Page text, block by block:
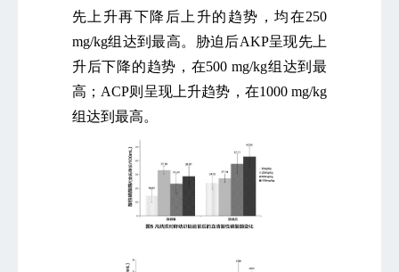
先上升再下降后上升的趋势，均在250
mg/kg组达到最高。胁迫后AKP呈现先上
升后下降的趋势，在500 mg/kg组达到最
高；ACP则呈现上升趋势，在1000 mg/kg
组达到最高。